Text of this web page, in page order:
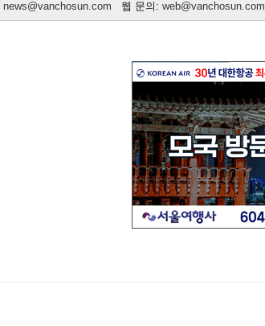
news@vanchosun.com 웹 문의: web@vanchosun.com